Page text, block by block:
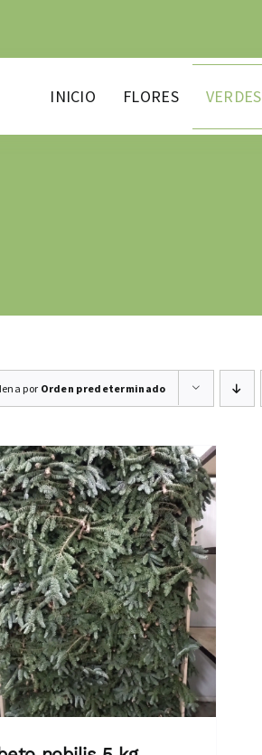
INICIO FLORES VERDES
por Orden predeterminado